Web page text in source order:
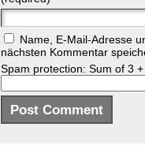
Name, E-Mail-Adresse
nächsten Kommentar
Spam protection: Sum of 3